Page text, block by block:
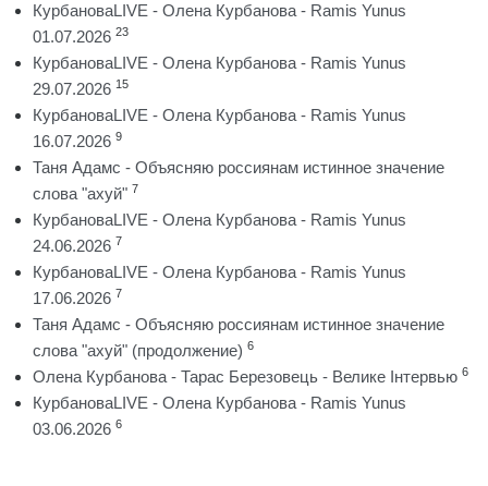
КурбановаLIVE - Олена Курбанова - Ramis Yunus
01.07.2026 23
КурбановаLIVE - Олена Курбанова - Ramis Yunus
29.07.2026 15
КурбановаLIVE - Олена Курбанова - Ramis Yunus
16.07.2026 9
Таня Адамс - Объясняю россиянам истинное значение
слова "ахуй" 7
КурбановаLIVE - Олена Курбанова - Ramis Yunus
24.06.2026 7
КурбановаLIVE - Олена Курбанова - Ramis Yunus
17.06.2026 7
Таня Адамс - Объясняю россиянам истинное значение
слова "ахуй" (продолжение) 6
Олена Курбанова - Тарас Березовець - Велике Інтервью 6
КурбановаLIVE - Олена Курбанова - Ramis Yunus
03.06.2026 6